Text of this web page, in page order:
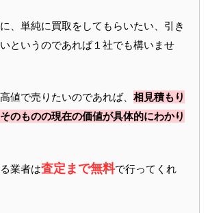
、単純に買取をしてもらいたい、引き
というのであれば１社でも構いませ
値で売りたいのであれば、 相見積もり
のものの現在の価値が具体的にわかり
業者は査定まで無料で行ってくれ